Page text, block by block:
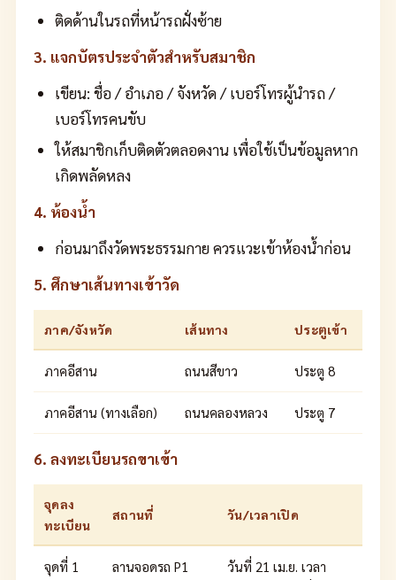
ติดด้านในรถที่หน้ารถฝั่งซ้าย
3. แจกบัตรประจำตัวสำหรับสมาชิก
เขียน: ชื่อ / อำเภอ / จังหวัด / เบอร์โทรผู้นำรถ /
เบอร์โทรคนขับ
ให้สมาชิกเก็บติดตัวตลอดงาน เพื่อใช้เป็นข้อมูลหาก
เกิดพลัดหลง
4. ห้องน้ำ
ก่อนมาถึงวัดพระธรรมกาย ควรแวะเข้าห้องน้ำก่อน
5. ศึกษาเส้นทางเข้าวัด
ภาค/จังหวัด เส้นทาง ประตูเข้า
ภาคอีสาน ถนนสีขาว ประตู 8
ภาคอีสาน (ทางเลือก) ถนนคลองหลวง ประตู 7
6. ลงทะเบียนรถขาเข้า
จุดลง
ทะเบียน
สถานที่ วัน/เวลาเปิด
จุดที่ 1
ลานจอดรถ P1
วันที่ 21 เม.ย. เวลา